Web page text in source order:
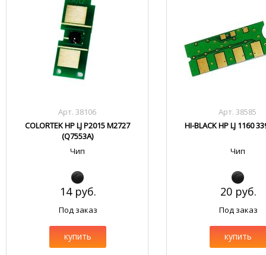
Арт. 38106
COLORTEK HP LJ P2015 M2727
(Q7553A)
Чип
14 руб.
Под заказ
купить
Арт. 38585
HI-BLACK HP LJ 1160
Чип
20 руб.
Под заказ
купить